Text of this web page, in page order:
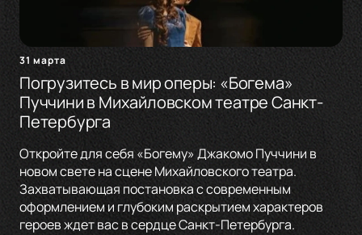
31 марта
Погрузитесь в мир оперы: «Богема»
Пуччини в Михайловском театре Санкт-
Петербурга
Откройте для себя «Богему» Джакомо Пуччини в
новом свете на сцене Михайловского театра.
Захватывающая постановка с современным
оформлением и глубоким раскрытием характеров
героев ждет вас в сердце Санкт-Петербурга.